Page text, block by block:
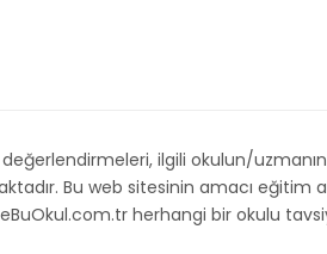
ilgili okulun/
Bu web sitesinin amacı
herhangi bir okulu